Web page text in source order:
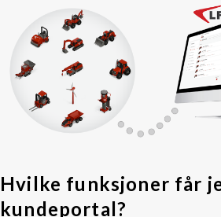
Hvilke funksjoner får
kundeportal?